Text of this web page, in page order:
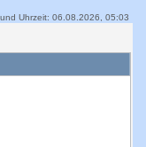
Uhrzeit: 06.08.2026, 05:03